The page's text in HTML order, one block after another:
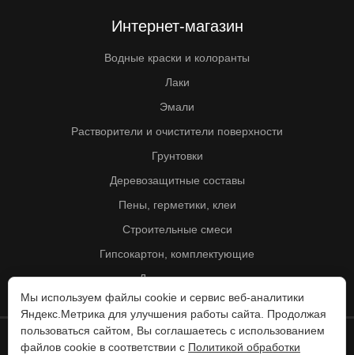
Интернет-магазин
Водные краски и колоранты
Лаки
Эмали
Растворители и очистители поверхности
Грунтовки
Деревозащитные составы
Пены, герметики, клеи
Строительные смеси
Гипсокартон, комплектующие
Другие товары
© Колорит 1995 - 2026
Мы используем файлы cookie и сервис веб-аналитики
Яндекс.Метрика для улучшения работы сайта. Продолжая
пользоваться сайтом, Вы соглашаетесь с использованием
файлов cookie в соответствии с Политикой обработки